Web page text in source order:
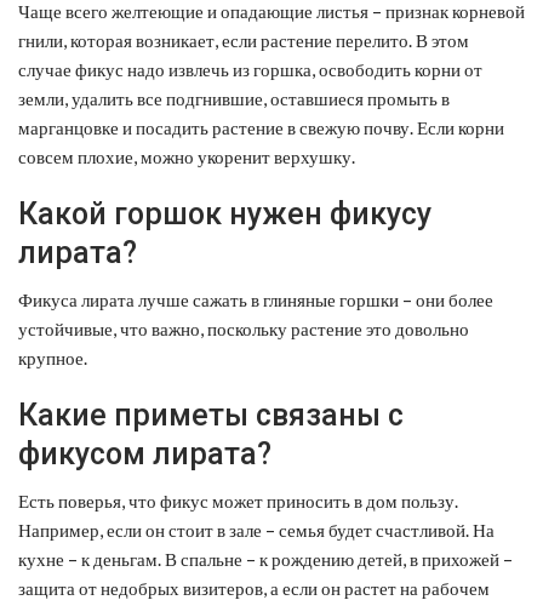
Чаще всего желтеющие и опадающие листья – признак корневой
гнили, которая возникает, если растение перелито. В этом
случае фикус надо извлечь из горшка, освободить корни от
земли, удалить все подгнившие, оставшиеся промыть в
марганцовке и посадить растение в свежую почву. Если корни
совсем плохие, можно укоренит верхушку.
Какой горшок нужен фикусу
лирата?
Фикуса лирата лучше сажать в глиняные горшки – они более
устойчивые, что важно, поскольку растение это довольно
крупное.
Какие приметы связаны с
фикусом лирата?
Есть поверья, что фикус может приносить в дом пользу.
Например, если он стоит в зале – семья будет счастливой. На
кухне – к деньгам. В спальне – к рождению детей, в прихожей –
защита от недобрых визитеров, а если он растет на рабочем